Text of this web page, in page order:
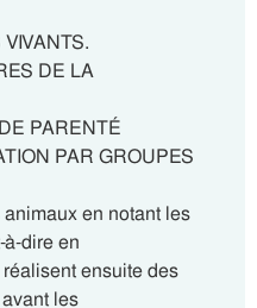
DE LA
PARENTÉ
PAR GROUPES
en notant les
à-dire en
réalisent ensuite des
les